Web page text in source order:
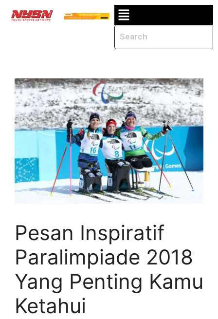
Pesan Inspiratif
Paralimpiade 2018
Yang Penting Kamu
Ketahui